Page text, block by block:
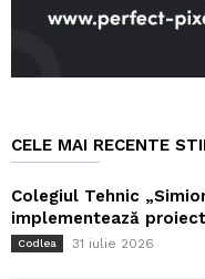
CELE MAI RECENTE
Colegiul Tehnic
implementează
Codlea 31 iulie 2026